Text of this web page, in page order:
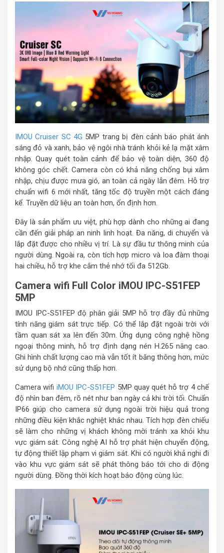
IMOU Cruiser SC 4G 5MP trang bị đèn cảnh báo phát ánh
sáng đỏ và xanh, bảo vệ ngôi nhà tránh khỏi kẻ lạ mặt xâm
nhập. Quay quét toàn cảnh để bảo vệ toàn diện, 360 độ
không góc chết. Camera còn có khả năng chống bụi xâm
nhập, chịu được mưa gió, an toàn cả ngày lẫn đêm. Hỗ trợ
chuẩn wifi 6 mới nhất, tăng tốc độ truyền một cách đáng
kể. Truyền dữ liệu an toàn hơn, ổn định hơn.
Đây là sản phẩm ưu việt, phù hợp dành cho những ai đang
cần đến giải pháp an ninh linh hoạt. Đa năng, di chuyển và
lắp đặt được cho nhiều vị trí. Là sự đầu tư thông minh của
người dùng. Ngoài ra, còn tích hợp micro và loa đàm thoại
hai chiều, hỗ trợ khe cắm thẻ nhớ tối đa 512Gb.
Camera wifi Full Color iMOU IPC-S51FEP
5MP
IMOU IPC-S51FEP độ phân giải 5MP hỗ trợ đầy đủ những
tính năng giám sát trực tiếp. Có thể lắp đặt ngoài trời với
tầm quan sát xa lên đến 30m. Ứng dụng công nghệ hồng
ngoại thông minh, hỗ trợ định dạng nén H.265 nâng cao.
Ghi hình chất lượng cao mà vẫn tốt ít băng thông hơn, mức
sử dụng bộ nhớ cũng thấp hơn.
Camera wifi iMOU IPC-S51FEP 5MP quay quét hỗ trợ 4 chế
độ nhìn ban đêm, rõ nét như ban ngày cả khi trời tối. Chuẩn
IP66 giúp cho camera sử dụng ngoài trời hiệu quả trong
những điều kiện khắc nghiệt khác nhau. Tích hợp đèn chiếu
sẽ làm cho những vị khách không mời tránh xa khỏi khu
vực giám sát. Công nghệ AI hỗ trợ phát hiện chuyển động,
tự động thiết lập phạm vi giám sát. Khi có người khả nghi đi
vào khu vực giám sát sẽ phát thông báo tới cho di động
người dùng. Đồng thời kích hoạt báo động cùng lúc.